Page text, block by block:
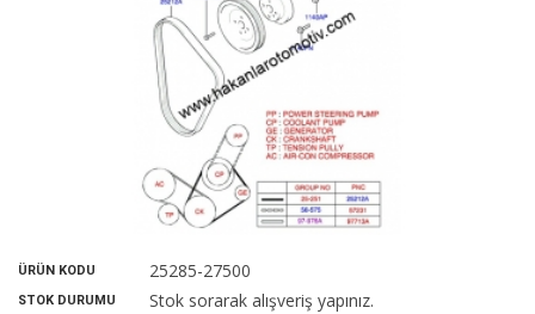
ÜRÜN KODU 25285-27500
STOK DURUMU Stok sorarak alışveriş yapınız.